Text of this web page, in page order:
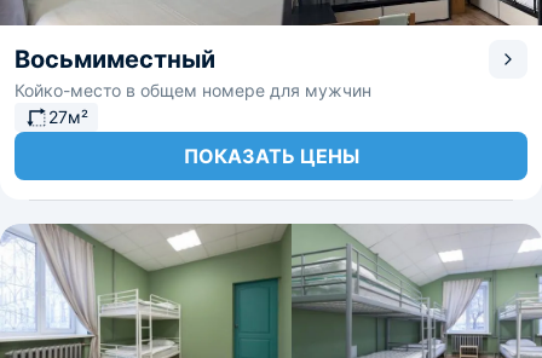
Восьмиместный
Койко-место в общем номере для мужчин
27м²
ПОКАЗАТЬ ЦЕНЫ